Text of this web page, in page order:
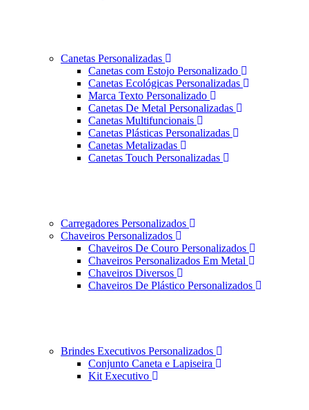
Canetas Personalizadas
Canetas com Estojo Personalizado
Canetas Ecológicas Personalizadas
Marca Texto Personalizado
Canetas De Metal Personalizadas
Canetas Multifuncionais
Canetas Plásticas Personalizadas
Canetas Metalizadas
Canetas Touch Personalizadas
Carregadores Personalizados
Chaveiros Personalizados
Chaveiros De Couro Personalizados
Chaveiros Personalizados Em Metal
Chaveiros Diversos
Chaveiros De Plástico Personalizados
Brindes Executivos Personalizados
Conjunto Caneta e Lapiseira
Kit Executivo